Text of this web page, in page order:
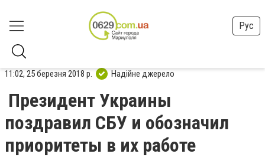
Рус
11:02, 25 березня 2018 р. Надійне джерело
Президент Украины
поздравил СБУ и обозначил
приоритеты в их работе